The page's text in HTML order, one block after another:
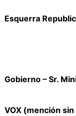
Esquerra
Gobierno – Sr.
VOX (mención